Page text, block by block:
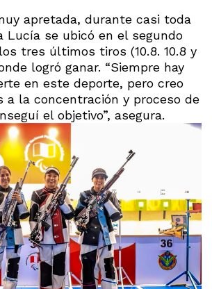
apretada, durante casi toda
Lucía se ubicó en el segundo
tres últimos tiros (10.8. 10.8 y
logró ganar. “Siempre hay
en este deporte, pero creo
a la concentración y proceso de
el objetivo”, asegura.